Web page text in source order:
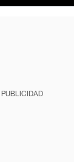
PUBLICIDAD